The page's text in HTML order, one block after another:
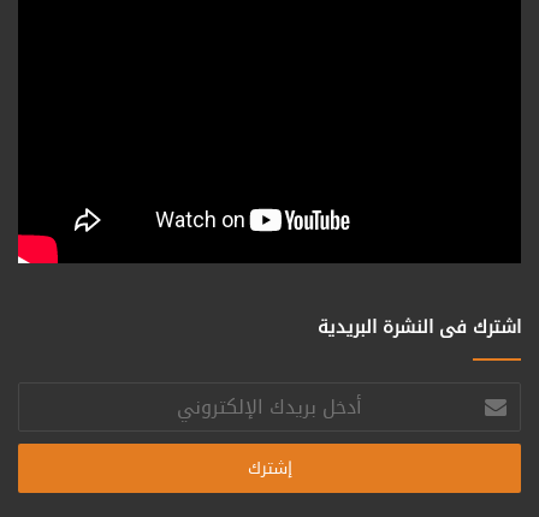
اشترك فى النشرة البريدية
أدخل
بريدك
الإلكتروني